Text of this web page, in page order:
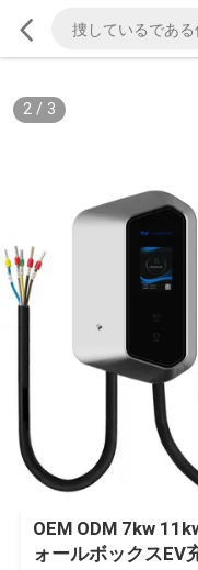
2/ 3
OEM ODM 7kw
ォールボックスEV